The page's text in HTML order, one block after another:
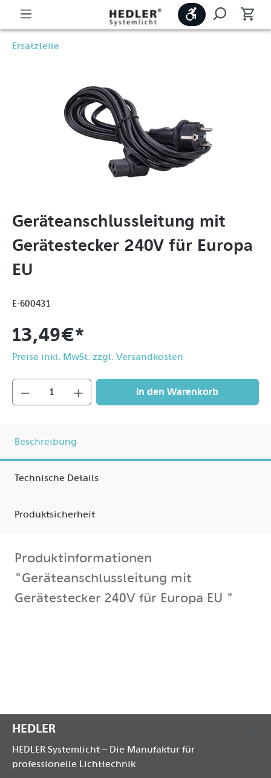
Ersatzteile
Geräteanschlussleitung mit
Gerätestecker 240V für Europa
EU
E-600431
13,49 €*
Preise inkl. MwSt. zzgl. Versandkosten
In den Warenkorb
Beschreibung
Technische Details
Produktsicherheit
Produktinformationen
"Geräteanschlussleitung mit
Gerätestecker 240V für Europa EU "
HEDLER
HEDLER Systemlicht – Die Manufaktur für
professionelle Lichttechnik